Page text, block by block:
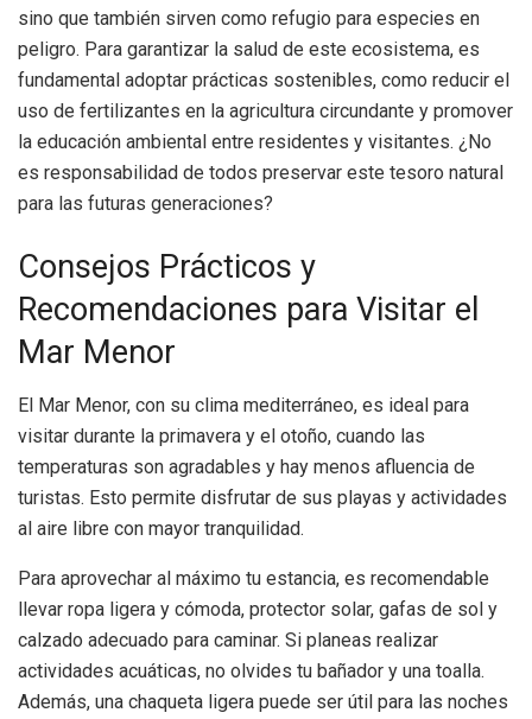
sino que también sirven como refugio para especies en
peligro. Para garantizar la salud de este ecosistema, es
fundamental adoptar prácticas sostenibles, como reducir el
uso de fertilizantes en la agricultura circundante y promover
la educación ambiental entre residentes y visitantes. ¿No
es responsabilidad de todos preservar este tesoro natural
para las futuras generaciones?
Consejos Prácticos y
Recomendaciones para Visitar el
Mar Menor
El Mar Menor, con su clima mediterráneo, es ideal para
visitar durante la primavera y el otoño, cuando las
temperaturas son agradables y hay menos afluencia de
turistas. Esto permite disfrutar de sus playas y actividades
al aire libre con mayor tranquilidad.
Para aprovechar al máximo tu estancia, es recomendable
llevar ropa ligera y cómoda, protector solar, gafas de sol y
calzado adecuado para caminar. Si planeas realizar
actividades acuáticas, no olvides tu bañador y una toalla.
Además, una chaqueta ligera puede ser útil para las noches